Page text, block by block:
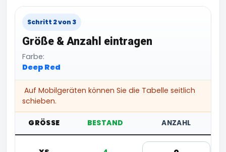
Schritt 2 von 3
Größe & Anzahl eintragen
Farbe:
Deep Red
Auf Mobilgeräten können Sie die Tabelle seitlich
schieben.
GRÖSSE BESTAND ANZAHL